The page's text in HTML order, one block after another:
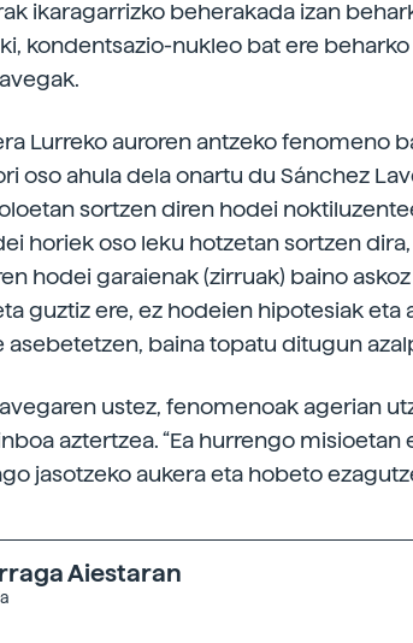
ikaragarrizko beherakada izan
kondentsazio-nukleo bat ere beharko
Lurreko auroren antzeko fenomeno
oso ahula dela onartu du Sánchez
sortzen diren hodei
horiek oso leku hotzetan sortzen
hodei garaienak (zirruak) baino
guztiz ere, ez hodeien hipotesiak eta
asebetetzen, baina topatu ditugun
ustez, fenomenoak agerian
aztertzea. “Ea hurrengo
jasotzeko aukera eta hobeto
Aiestaran